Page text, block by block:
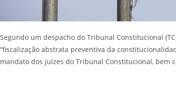
Segundo um despacho do Tribunal Constitucional
“fiscalização abstrata preventiva da
mandato dos juízes do Tribunal Constitucional, bem